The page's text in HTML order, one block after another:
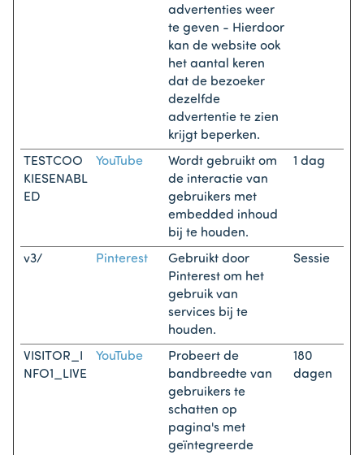
advertenties weer
te geven - Hierdoor
kan de website ook
het aantal keren
dat de bezoeker
dezelfde
advertentie te zien
krijgt beperken.
TESTCOO
KIESENABL
ED
YouTube
Wordt gebruikt om
de interactie van
gebruikers met
embedded inhoud
bij te houden.
1 dag
v3/ Pinterest
Gebruikt door
Pinterest om het
gebruik van
services bij te
houden.
Sessie
VISITOR_I
NFO1_LIVE
YouTube
Probeert de
bandbreedte van
gebruikers te
schatten op
pagina's met
geïntegreerde
180
dagen